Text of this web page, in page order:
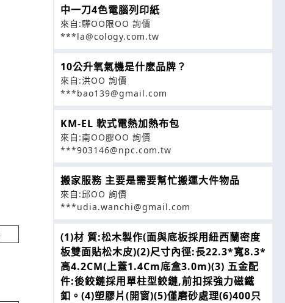
中一刀4色電腦列印紙
來自:驊OO限OO 詢價
***la@cology.com.tw
10公升氧氣機是什麽品牌？
來自:洪OO 詢價
***bao139@gmail.com
KM-EL 軟式電熱加熱布包
來自:南OO膠OO 詢價
***903146@npc.com.tw
搬家服務 主要是需要幫忙搬運大件物品
來自:邱OO 詢價
***udia.wanchi@gmail.com
(1)材 質:松木製作(面與底板採用紐西蘭密度
板雙面貼松木皮)(2)尺寸內徑:長22.3*寬8.3*
高4.2CM(上蓋1.4Cm底盒3.0m)(3) 五金配
件:後鉸鏈採用單柱型鉸鏈,前扣採強力磁鐵
釦。(4)塑膠片(開窗)(5)僅磨砂處理(6)400只